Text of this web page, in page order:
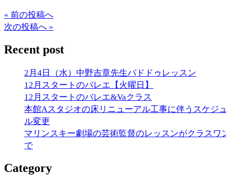
« 前の投稿へ
次の投稿へ »
Recent post
2月4日（水）中野吉章先生パドドゥレッスン
12月スタートのバレエ【火曜日】
12月スタートのバレエ&Vaクラス
本館Aスタジオの床リニューアル工事に伴うスケジ
ル変更
マリンスキー劇場の芸術監督のレッスンがクラスワ
で
Category